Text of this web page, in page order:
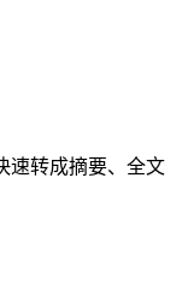
速转成摘要、全文